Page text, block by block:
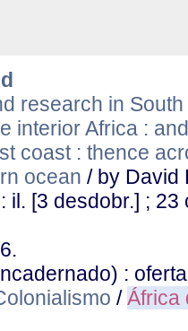
research in
interior Africa :
coast : thence
ocean / by David
il. [3 desdobr.] ; 23
: oferta
/África